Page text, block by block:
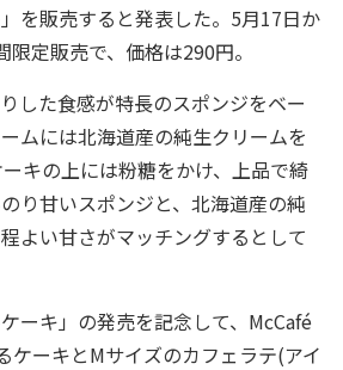
」を販売すると発表した。5月17日か
定販売で、価格は290円。
した食感が特長のスポンジをベー
ムには北海道産の純生クリームを
キの上には粉糖をかけ、上品で綺
り甘いスポンジと、北海道産の純
よい甘さがマッチングするとして
ーキ」の発売を記念して、McCafé
ケーキとMサイズのカフェラテ(アイ